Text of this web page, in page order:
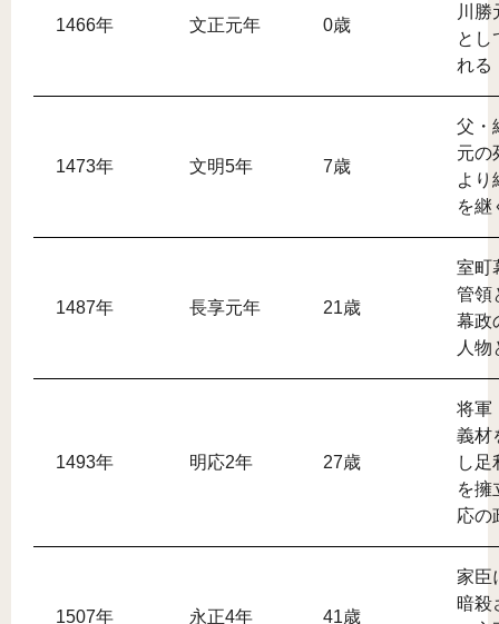
1466年 文正元年 0歳
川勝
とし
れる
1473年 文明5年 7歳
父・
元の
より
を継
1487年 長享元年 21歳
室町
管領
幕政
人物
1493年 明応2年 27歳
将軍
義材
し足
を擁
応の
1507年 永正4年 41歳
家臣
暗殺